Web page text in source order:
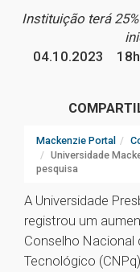
Instituição terá
04.10.2023
Mackenzie Portal
Universidade
pesquisa
A Universidade
registrou um
Conselho Nacional
Tecnológico